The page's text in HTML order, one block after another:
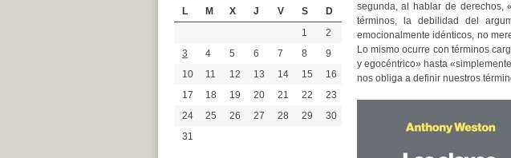
segunda, al hablar de derechos,
términos, la debilidad del
emocionalmente idénticos, no
Lo mismo ocurre con términos
y egocéntrico» hasta
nos obliga a definir nuestros
L
M X J V S
D
1
2
3
4 5 6 7 8
9
10
11 12 13 14 15
16
17
18 19 20 21 22
23
24
25 26 27 28 29
30
31